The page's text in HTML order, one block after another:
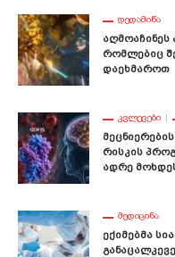
ᲓᲔᲓᲐᲛᲘᲬᲐ
Აღმოაჩინეს
Რომლებიც
Დაეხმაროთ
ᲙᲕᲚᲔᲕᲔᲑᲘ
Რისკის
Ადრე
ᲛᲔᲓᲘᲪᲘᲜᲐ
Ექიმებმა